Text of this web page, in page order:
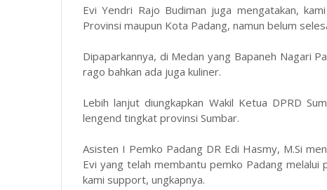
Evi Yendri Rajo Budiman juga mengatakan,
Provinsi maupun Kota Padang, namun belum
Dipaparkannya, di Medan yang Bapaneh Nagari
rago bahkan ada juga kuliner.
Lebih lanjut diungkapkan Wakil Ketua DPRD
lengend tingkat provinsi Sumbar.
Asisten I Pemko Padang DR Edi Hasmy, M.Si
Evi yang telah membantu pemko Padang
kami support, ungkapnya.